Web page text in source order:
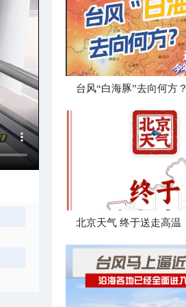
台风“白海豚”去向何方？
北京天气 终于送走高温